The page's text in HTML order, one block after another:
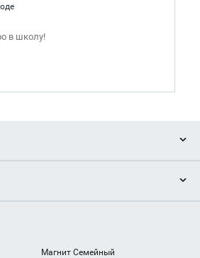
в школу!
Магнит Семейный